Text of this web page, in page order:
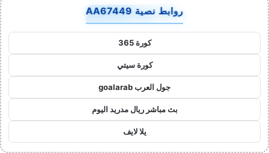
روابط نصية AA67449
كورة 365
كورة سيتي
جول العرب goalarab
بث مباشر ريال مدريد اليوم
يلا لايف